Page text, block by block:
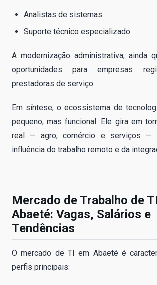
Analistas de sistemas
Suporte técnico especializado
A modernização administrativa, ainda
oportunidades para empresas
prestadoras de serviço.
Em síntese, o ecossistema de
pequeno, mas funcional. Ele gira em
real — agro, comércio e serviços —
influência do trabalho remoto e da
Mercado de Trabalho de
Abaeté: Vagas, Salários e
Tendências
O mercado de TI em Abaeté é
perfis principais: